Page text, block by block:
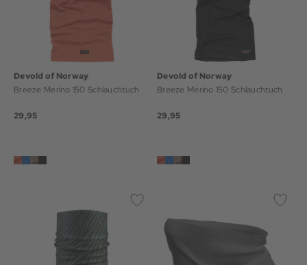
Devold of Norway
Breeze Merino 150 Schlauchtuch
29,95
Devold of Norway
Breeze Merino 150 Schlauchtuch
29,95